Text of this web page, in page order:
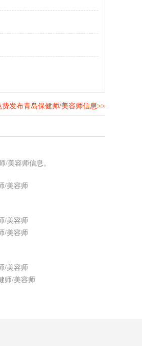
费发布青岛保健师/美容师信息>>
/美容师信息。
/美容师
/美容师
/美容师
/美容师
师/美容师